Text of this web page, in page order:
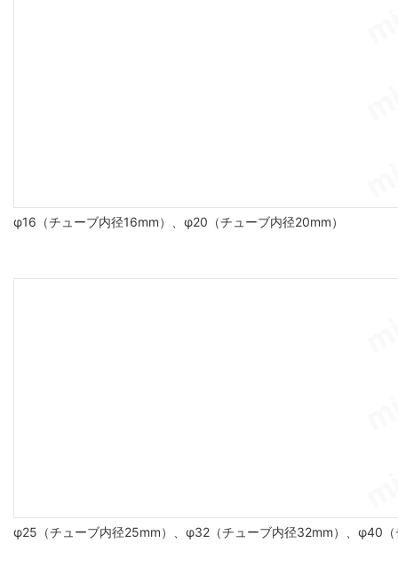
φ16（チューブ内径16mm）、φ20（チューブ内径20mm）
φ25（チューブ内径25mm）、φ32（チューブ内径32mm）、φ40